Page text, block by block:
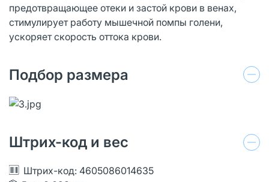
предотвращающее отеки и застой крови в венах,
стимулирует работу мышечной помпы голени,
ускоряет скорость оттока крови.
Подбор размера
Штрих-код и вес
Штрих-код: 4605086014635